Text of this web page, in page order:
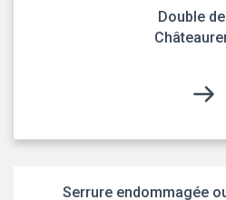
Double
Serrure endommagée